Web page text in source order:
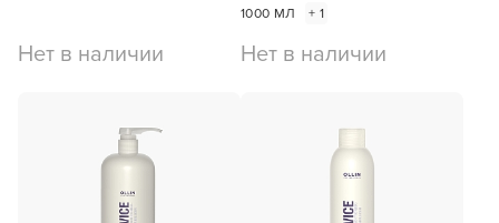
Нет в наличии
1000 МЛ + 1
Нет в наличии